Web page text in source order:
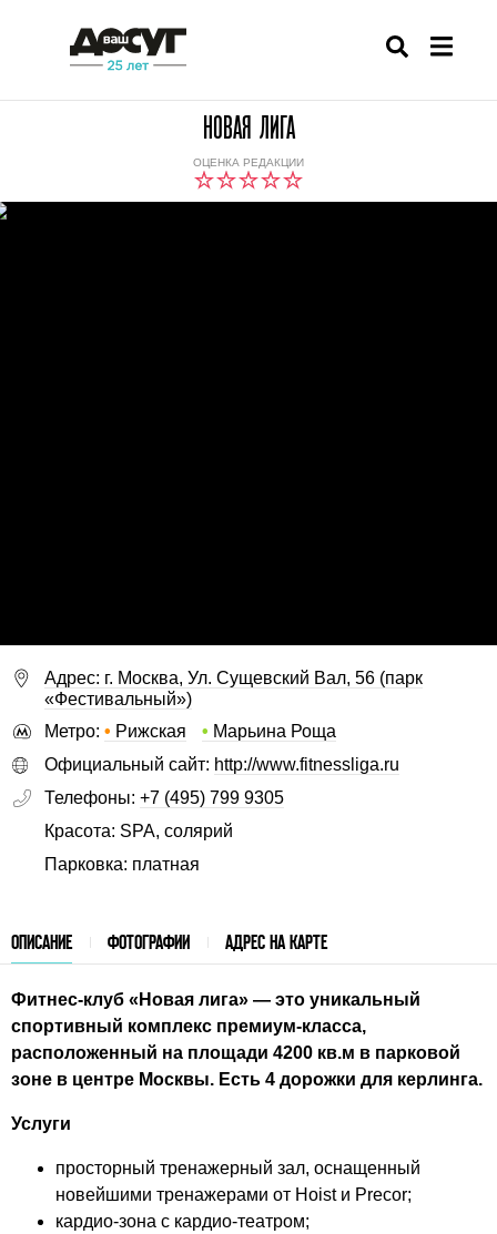
НОВАЯ ЛИГА
ОЦЕНКА РЕДАКЦИИ
Адрес: г. Москва, Ул. Сущевский Вал, 56 (парк
«Фестивальный»)
Метро: • Рижская • Марьина Роща
Официальный сайт: http://www.fitnessliga.ru
Телефоны: +7 (495) 799 9305
Красота: SPA, солярий
Парковка: платная
ОПИСАНИЕ ФОТОГРАФИИ АДРЕС НА КАРТЕ
Фитнес-клуб «Новая лига» — это уникальный
спортивный комплекс премиум-класса,
расположенный на площади 4200 кв.м в парковой
зоне в центре Москвы. Есть 4 дорожки для керлинга.
Услуги
просторный тренажерный зал, оснащенный
новейшими тренажерами от Hoist и Precor;
кардио-зона с кардио-театром;